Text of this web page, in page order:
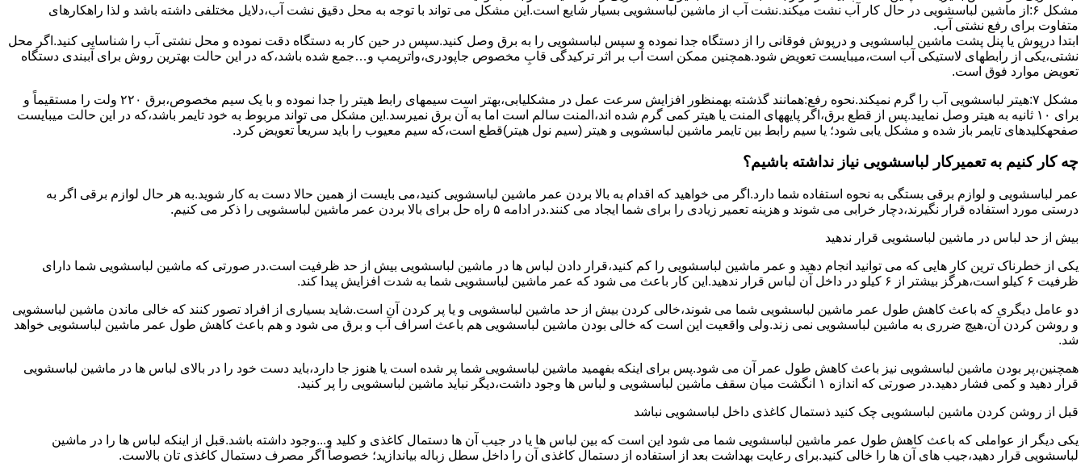
مشکل ۶:از ﻣﺎﺷﯿﻦ لباسشویی در ﺣﺎل ﮐﺎر آب ﻧﺸﺖ میکند.نشت آب از ماشین لباسشویی بسیار شایع است.این مشکل می تواند با توجه به محل دقیق نشت آب،دلایل مختلفی داشته باشد و لذا راهکارهای
متفاوت برای رفع نشتی آب.
ابتدا درپوش یا پنل ﭘﺸﺖ ﻣﺎﺷﯿﻦ لباسشویی و درپوش ﻓﻮﻗﺎﻧﯽ را از دستگاه ﺟﺪا ﻧﻤﻮده و ﺳﭙﺲ لباسشویی را ﺑﻪ ﺑﺮق وصل ﮐﻨﯿﺪ.سپس در حین کار به دستگاه دقت نموده و ﻣﺤﻞ نشتی آب را ﺷﻨﺎﺳﺎﯾﯽ کنید.اﮔﺮ ﻣﺤﻞ
نشتی،ﯾﮑﯽ از رابطهای ﻻﺳﺘﯿﮑﯽ آب اﺳﺖ،میبایست ﺗﻌﻮﯾﺾ شود.همچنین ﻣﻤﮑﻦ اﺳﺖ آب بر اثر ﺗﺮﮐﯿﺪﮔﯽ قابِ ﻣﺨﺼﻮص ﺟﺎﭘﻮدری،واترپمپ و…جمع شده ﺑﺎﺷﺪ،ﮐﻪ در این حالت بهترین روش برای آببندی دستگاه
ﺗﻌﻮﯾﺾ ﻣﻮارد ﻓﻮق اﺳﺖ.
مشکل ۷:ﻫﯿﺘﺮ لباسشویی آب را ﮔﺮم نمیکند.نحوه رﻓﻊ:ﻫﻤﺎﻧﻨﺪ ﮔﺬﺷﺘﻪ بهمنظور اﻓﺰاﯾﺶ ﺳﺮﻋﺖ ﻋﻤﻞ در مشکلیابی،بهتر است سیمهای راﺑﻂ ﻫﯿﺘﺮ را ﺟﺪا ﻧﻤﻮده و ﺑﺎ ﯾﮏ ﺳﯿﻢ ﻣﺨﺼﻮص،برق ۲۲۰ ولت را مستقیماً و
برای ۱۰ ﺛﺎﻧﯿﻪ ﺑﻪ ﻫﯿﺘﺮ وصل نمایید.ﭘﺲ از ﻗﻄﻊ ﺑﺮق،اﮔﺮ پایههای اﻟﻤﻨﺖ یا هیتر کمی ﮔﺮم ﺷﺪه اند،اﻟﻤﻨﺖ ﺳﺎﻟﻢ است اما ﺑﻪ آن ﺑﺮق نمیرسد.اﯾﻦ ﻣﺸﮑﻞ می تواند مربوط به ﺧﻮد ﺗﺎﯾﻤﺮ باشد،ﮐﻪ در این حالت میبایست
صفحهکلیدهای ﺗﺎﯾﻤﺮ باز شده و مشکل یابی شود؛ ﯾﺎ ﺳﯿﻢ راﺑﻂ ﺑﯿﻦ ﺗﺎﯾﻤﺮ ماشین لباسشویی و ﻫﯿﺘﺮ (سیم ﻧﻮل ﻫﯿﺘﺮ)ﻗﻄﻊ اﺳﺖ،ﮐﻪ ﺳﯿﻢ ﻣﻌﯿﻮب را ﺑﺎﯾﺪ سریعاً ﺗﻌﻮﯾﺾ کرد.
چه کار کنیم به تعمیرکار لباسشویی نیاز نداشته باشیم؟
عمر لباسشویی و لوازم برقی بستگی به نحوه استفاده شما دارد.اگر می خواهید که اقدام به بالا بردن عمر ماشین لباسشویی کنید،می بایست از همین حالا دست به کار شوید.به هر حال لوازم برقی اگر به
درستی مورد استفاده قرار نگیرند،دچار خرابی می شوند و هزینه تعمیر زیادی را برای شما ایجاد می کنند.در ادامه ۵ راه حل برای بالا بردن عمر ماشین لباسشویی را ذکر می کنیم.
بیش از حد لباس در ماشین لباسشویی قرار ندهید
یکی از خطرناک ترین کار هایی که می توانید انجام دهید و عمر ماشین لباسشویی را کم کنید،قرار دادن لباس ها در ماشین لباسشویی بیش از حد ظرفیت است.در صورتی که ماشین لباسشویی شما دارای
ظرفیت ۶ کیلو است،هرگز بیشتر از ۶ کیلو در داخل آن لباس قرار ندهید.این کار باعث می شود که عمر ماشین لباسشویی شما به شدت افزایش پیدا کند.
دو عامل دیگری که باعث کاهش طول عمر ماشین لباسشویی شما می شوند،خالی کردن بیش از حد ماشین لباسشویی و یا پر کردن آن است.شاید بسیاری از افراد تصور کنند که خالی ماندن ماشین لباسشویی
و روشن کردن آن،هیچ ضرری به ماشین لباسشویی نمی زند.ولی واقعیت این است که خالی بودن ماشین لباسشویی هم باعث اسراف آب و برق می شود و هم باعث کاهش طول عمر ماشین لباسشویی خواهد
شد.
همچنین،پر بودن ماشین لباسشویی نیز باعث کاهش طول عمر آن می شود.پس برای اینکه بفهمید ماشین لباسشویی شما پر شده است یا هنوز جا دارد،باید دست خود را در بالای لباس ها در ماشین لباسشویی
قرار دهید و کمی فشار دهید.در صورتی که اندازه ۱ انگشت میان سقف ماشین لباسشویی و لباس ها وجود داشت،دیگر نباید ماشین لباسشویی را پر کنید.
قبل از روشن کردن ماشین لباسشویی چک کنید ذستمال کاغذی داخل لباسشویی نباشد
یکی دیگر از عواملی که باعث کاهش طول عمر ماشین لباسشویی شما می شود این است که بین لباس ها یا در جیب آن ها دستمال کاغذی و کلید و...وجود داشته باشد.قبل از اینکه لباس ها را در ماشین
لباسشویی قرار دهید،جیب های آن ها را خالی کنید.برای رعایت بهداشت بعد از استفاده از دستمال کاغذی آن را داخل سطل زباله بیاندازید؛ خصوصاً اگر مصرف دستمال کاغذی تان بالاست.